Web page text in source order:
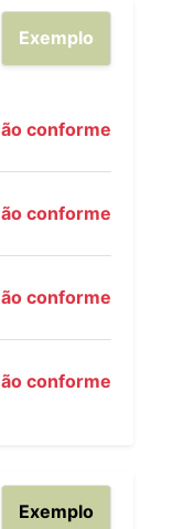
Exemplo
conforme
conforme
conforme
conforme
Exemplo